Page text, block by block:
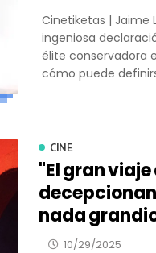
Cinetiketas | Jaime
ingeniosa
élite conservadora
cómo puede
CINE
"El gran
nada
10/29/2025